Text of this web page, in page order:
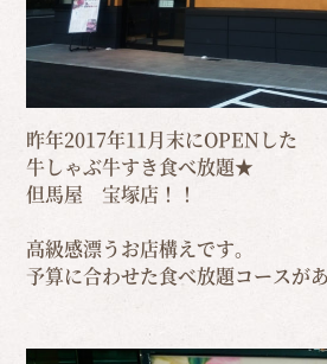
昨年2017年11月末にOPENした
牛しゃぶ牛すき食べ放題★
但馬屋 宝塚店！！
高級感漂うお店構えです。
予算に合わせた食べ放題コースがあ